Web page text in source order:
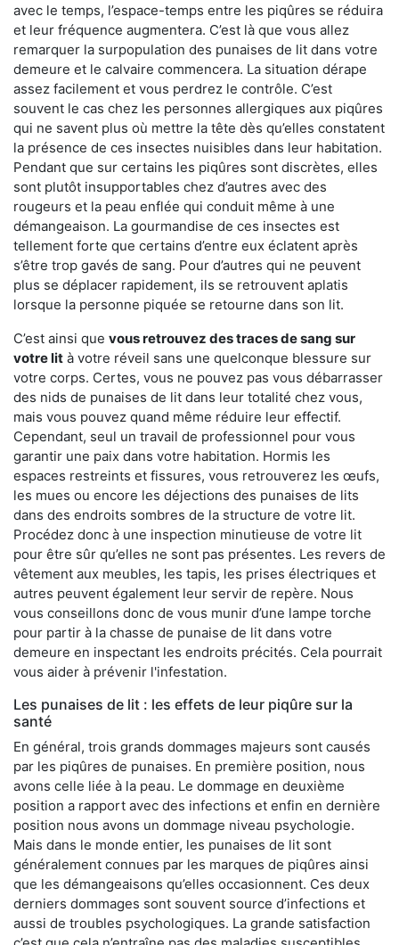
avec le temps, l’espace-temps entre les piqûres se réduira
et leur fréquence augmentera. C’est là que vous allez
remarquer la surpopulation des punaises de lit dans votre
demeure et le calvaire commencera. La situation dérape
assez facilement et vous perdrez le contrôle. C’est
souvent le cas chez les personnes allergiques aux piqûres
qui ne savent plus où mettre la tête dès qu’elles constatent
la présence de ces insectes nuisibles dans leur habitation.
Pendant que sur certains les piqûres sont discrètes, elles
sont plutôt insupportables chez d’autres avec des
rougeurs et la peau enflée qui conduit même à une
démangeaison. La gourmandise de ces insectes est
tellement forte que certains d’entre eux éclatent après
s’être trop gavés de sang. Pour d’autres qui ne peuvent
plus se déplacer rapidement, ils se retrouvent aplatis
lorsque la personne piquée se retourne dans son lit.
C’est ainsi que vous retrouvez des traces de sang sur
votre lit à votre réveil sans une quelconque blessure sur
votre corps. Certes, vous ne pouvez pas vous débarrasser
des nids de punaises de lit dans leur totalité chez vous,
mais vous pouvez quand même réduire leur effectif.
Cependant, seul un travail de professionnel pour vous
garantir une paix dans votre habitation. Hormis les
espaces restreints et fissures, vous retrouverez les œufs,
les mues ou encore les déjections des punaises de lits
dans des endroits sombres de la structure de votre lit.
Procédez donc à une inspection minutieuse de votre lit
pour être sûr qu’elles ne sont pas présentes. Les revers de
vêtement aux meubles, les tapis, les prises électriques et
autres peuvent également leur servir de repère. Nous
vous conseillons donc de vous munir d’une lampe torche
pour partir à la chasse de punaise de lit dans votre
demeure en inspectant les endroits précités. Cela pourrait
vous aider à prévenir l'infestation.
Les punaises de lit : les effets de leur piqûre sur la
santé
En général, trois grands dommages majeurs sont causés
par les piqûres de punaises. En première position, nous
avons celle liée à la peau. Le dommage en deuxième
position a rapport avec des infections et enfin en dernière
position nous avons un dommage niveau psychologie.
Mais dans le monde entier, les punaises de lit sont
généralement connues par les marques de piqûres ainsi
que les démangeaisons qu’elles occasionnent. Ces deux
derniers dommages sont souvent source d’infections et
aussi de troubles psychologiques. La grande satisfaction